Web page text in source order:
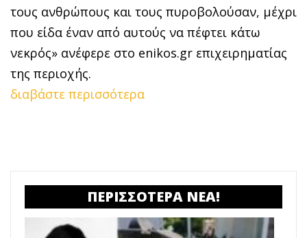
τους ανθρώπους και τους πυροβολούσαν, μέχρι
που είδα έναν από αυτούς να πέφτει κάτω
νεκρός» ανέφερε στο enikos.gr επιχειρηματίας
της περιοχής.
διαβάστε περισσότερα
ΠΕΡΙΣΣΟΤΕΡΑ ΝΕΑ!